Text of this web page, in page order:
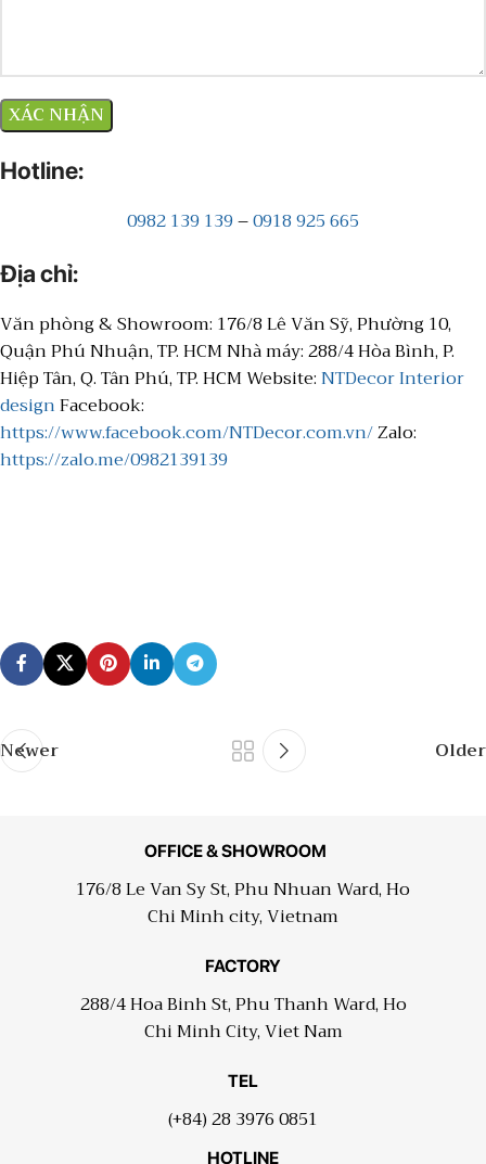
Hotline:
0982 139 139–0918 925 665
Địa chỉ:
Văn phòng & Showroom: 176/8 Lê Văn Sỹ, Phường 10,
Quận Phú Nhuận, TP. HCM Nhà máy: 288/4 Hòa Bình, P.
Hiệp Tân, Q. Tân Phú, TP. HCM Website:NTDecor Interior
designFacebook:
https://www.facebook.com/NTDecor.com.vn/Zalo:
https://zalo.me/0982139139
Newer Older
OFFICE & SHOWROOM
176/8 Le Van Sy St, Phu Nhuan Ward, Ho
Chi Minh city, Vietnam
FACTORY
288/4 Hoa Binh St, Phu Thanh Ward, Ho
Chi Minh City, Viet Nam
TEL
(+84) 28 3976 0851
HOTLINE